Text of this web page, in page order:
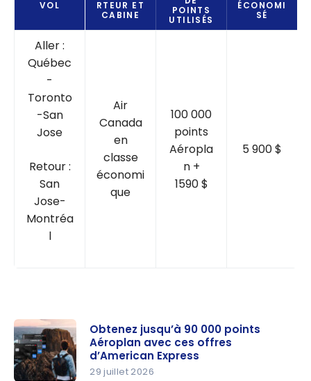
VOL
RTEUR ET
CABINE
POINTS
UTILISÉS
ÉCONOMI
SÉ
Aller :
Québec
-
Toronto
-San
Jose
Retour :
San
Jose-
Montréa
l
Air
Canada
en
classe
économi
que
100 000
points
Aéropla
n +
1590 $
5 900 $
Obtenez jusqu’à 90 000 points
Aéroplan avec ces offres
d’American Express
29 juillet 2026